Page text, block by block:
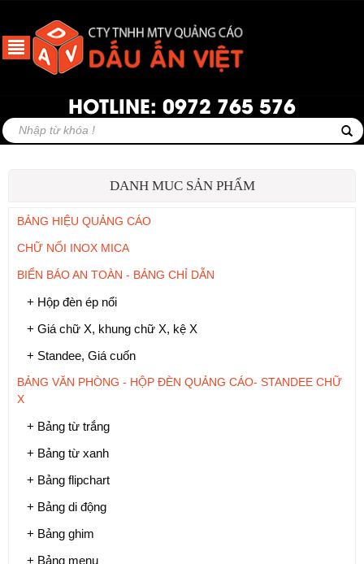
HOTLINE: 0972 765 576
DANH MUC SẢN PHẨM
BẢNG HIỆU QUẢNG CÁO
CHỮ NỔI INOX MICA
BIỂN BÁO AN TOÀN - BẢNG CHỈ DẪN
+ Hộp đèn ép nổi
+ Giá chữ X, khung chữ X, kệ X
+ Standee, Giá cuốn
BẢNG VĂN PHÒNG - HỘP ĐÈN QUẢNG CÁO- STANDEE CHỮ
X
+ Bảng từ trắng
+ Bảng từ xanh
+ Bảng flipchart
+ Bảng di động
+ Bảng ghim
+ Bảng menu